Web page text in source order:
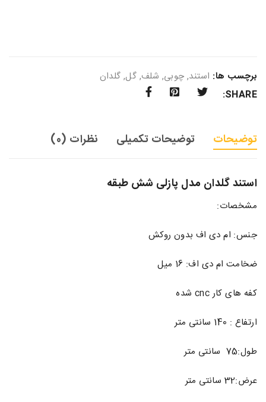
برچسب ها: استند, چوبی, شلف, گل, گلدان
SHARE:
توضیحات توضیحات تکمیلی نظرات (0)
استند گلدان مدل پازلی شش طبقه
مشخصات:
جنس: ام دی اف بدون روکش
ضخامت ام دی اف: 16 میل
کفه های کار cnc شده
ارتفاع : 140 سانتی متر
طول:75 سانتی متر
عرض:32 سانتی متر